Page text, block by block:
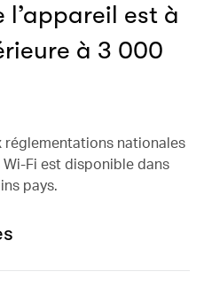
l’appareil est à
à 3 000
nationales
Wi-Fi est disponible dans
pays.